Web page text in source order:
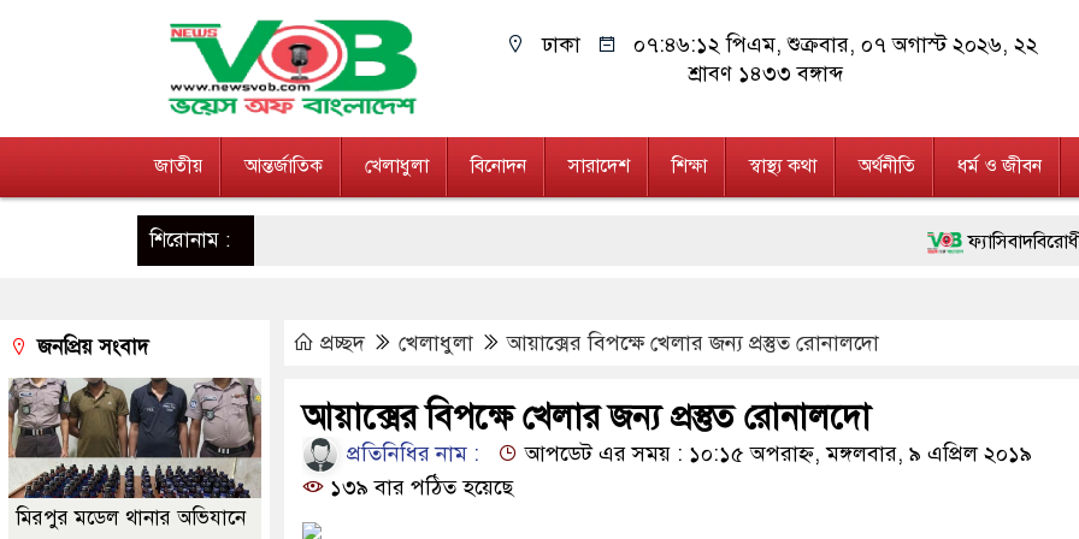
ঢাকা ০৭:৪৬:১২ পিএম, শুক্রবার, ০৭ অগাস্ট ২০২৬, ২২
শ্রাবণ ১৪৩৩ বঙ্গাব্দ
জাতীয় আন্তর্জাতিক খেলাধুলা বিনোদন সারাদেশ শিক্ষা স্বাস্থ্য কথা অর্থনীতি ধর্ম ও জীবন
শিরোনাম : ফ্যাসিবাদবিরোধী
জনগণ পরিবর্তন
২৮ লাখ টাকার জাল
নেতৃত্ব ও গণতন্ত্রের
অবৈধ বিদেশি পিস্তল,
প্রচ্ছদ খেলাধুলা আয়াক্সের বিপক্ষে খেলার জন্য প্রস্তুত রোনালদো
আয়াক্সের বিপক্ষে খেলার জন্য প্রস্তুত রোনালদো
প্রতিনিধির নাম :
আপডেট এর সময় : ১০:১৫ অপরাহ্ন, মঙ্গলবার, ৯ এপ্রিল ২০১৯
১৩৯ বার পঠিত হয়েছে
জনপ্রিয় সংবাদ
মিরপুর মডেল থানার অভিযানে